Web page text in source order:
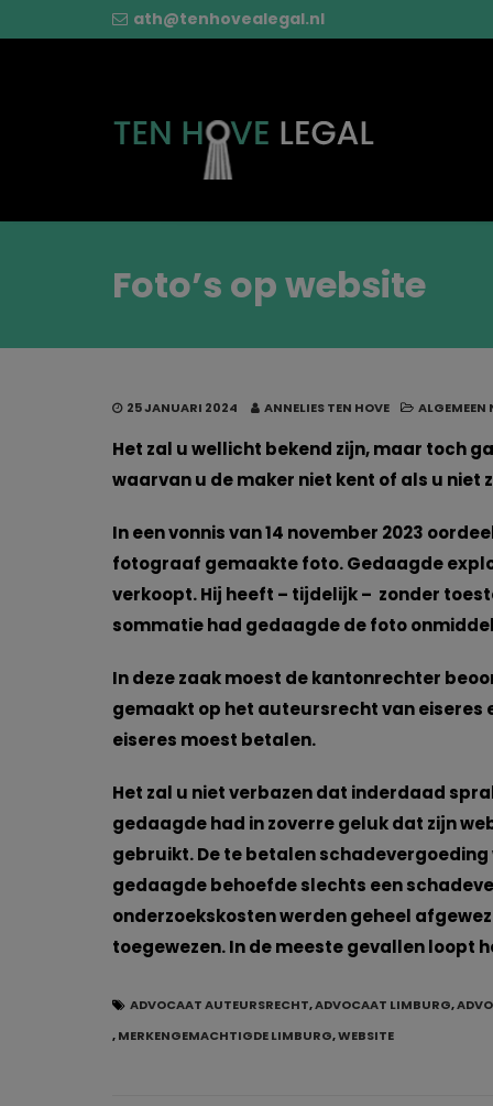
ath@tenhovealegal.nl
Foto’s op website
25 JANUARI 2024 ANNELIES TEN HOVE ALGEMEEN
Het zal u wellicht bekend zijn, maar toch
waarvan u de maker niet kent of als u
In een vonnis van 14 november 2023
fotograaf gemaakte foto. Gedaagde
verkoopt. Hij heeft – tijdelijk – zonder
sommatie had gedaagde de foto
In deze zaak moest de kantonrechter
gemaakt op het auteursrecht van eiseres
eiseres moest betalen.
Het zal u niet verbazen dat inderdaad
gedaagde had in zoverre geluk dat zijn
gebruikt. De te betalen
gedaagde behoefde slechts een
onderzoekskosten werden geheel
toegewezen. In de meeste gevallen loopt
ADVOCAAT AUTEURSRECHT,ADVOCAAT LIMBURG,
,MERKENGEMACHTIGDE LIMBURG,WEBSITE